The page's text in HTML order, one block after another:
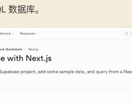
数据库。